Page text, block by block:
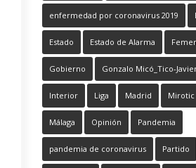
enfermedad por coronavirus 2019
Estado Estado de Alarma
Gobierno Gonzalo Micó_Tico-
Interior Liga Madrid Mirotic
Málaga Opinión Pandemia
pandemia de coronavirus Partido